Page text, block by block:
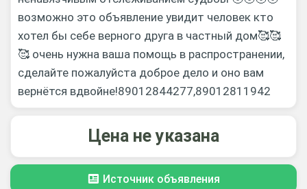
возможно это объявление увидит человек кто
хотел бы себе верного друга в частный дом🥰🥰
🥰 очень нужна ваша помощь в распространении,
сделайте пожалуйста доброе дело и оно вам
вернётся вдвойне!89012844277,89012811942
Цена не указана
Источник объявления